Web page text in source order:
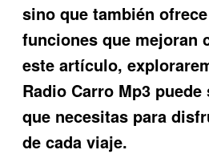
sino que también
funciones que mejoran
este artículo,
Radio Carro Mp3 puede
que necesitas para
de cada viaje.